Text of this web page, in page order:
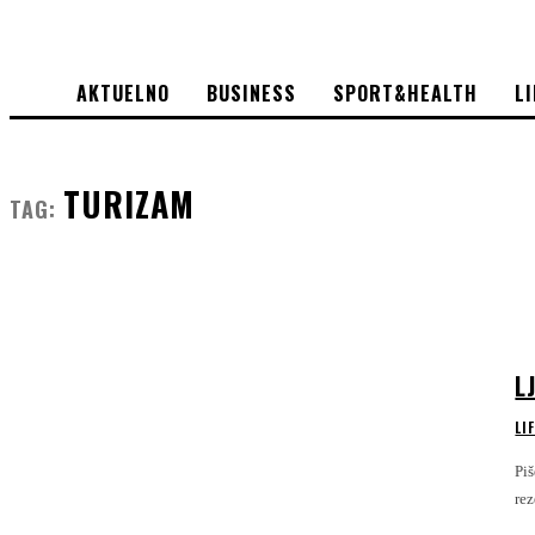
AKTUELNO BUSINESS SPORT&HEALTH
TAG: TURIZAM
Piše i putuje